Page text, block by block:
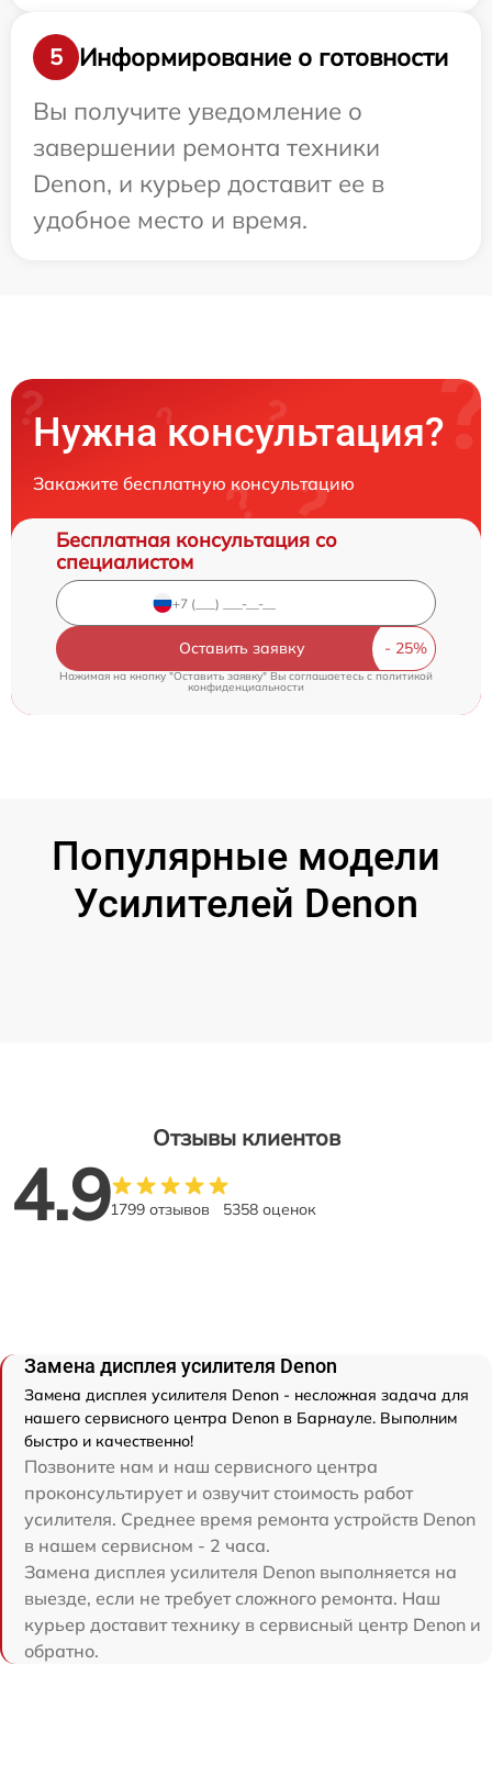
5
Информирование о готовности
Вы получите уведомление о
завершении ремонта техники
Denon, и курьер доставит ее в
удобное место и время.
Нужна консультация?
Закажите бесплатную консультацию
Бесплатная консультация со
специалистом
Оставить заявку
Нажимая на кнопку "Оставить заявку" Вы соглашаетесь c политикой
конфиденциальности
Популярные модели
Усилителей Denon
Отзывы клиентов
4.91799 отзывов 5358 оценок
Замена дисплея усилителя Denon
Замена дисплея усилителя Denon - несложная задача для
нашего сервисного центра Denon в Барнауле. Выполним
быстро и качественно!
Позвоните нам и наш сервисного центра
проконсультирует и озвучит стоимость работ
усилителя. Среднее время ремонта устройств Denon
в нашем сервисном - 2 часа.
Замена дисплея усилителя Denon выполняется на
выезде, если не требует сложного ремонта. Наш
курьер доставит технику в сервисный центр Denon и
обратно.